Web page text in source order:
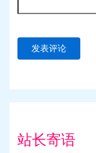
站长寄语